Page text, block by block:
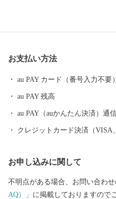
時から培われた芸術や文化の薫
は、春から秋にかけて、私たち
知っていただくため、特産品を贈
見沢市ふるさと応援寄附に関す
見沢市ふるさと応援寄附業務」
ィングに委託しています。当市
お支払い方法
au PAY カード（番号入力不要）
au PAY 残高
au PAY（auかんたん決済）通
クレジットカード決済（VISA
お申し込みに関して
不明点がある場合、お問い合わ
AQ）」 に掲載しておりますので